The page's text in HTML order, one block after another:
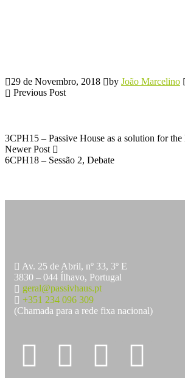
29 de Novembro, 2018 by João Marcelino
Previous Post
3CPH15 – Passive House as a solution for
Newer Post
6CPH18 – Sessão 2, Debate
Av. 25 de Abril, nº 33, 3º E
3830 – 044 Ílhavo, Portugal
geral@passivhaus.pt
+351 234 096 309
(Chamada para a rede fixa nacional)